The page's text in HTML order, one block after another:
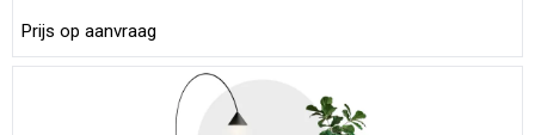
Prijs op aanvraag